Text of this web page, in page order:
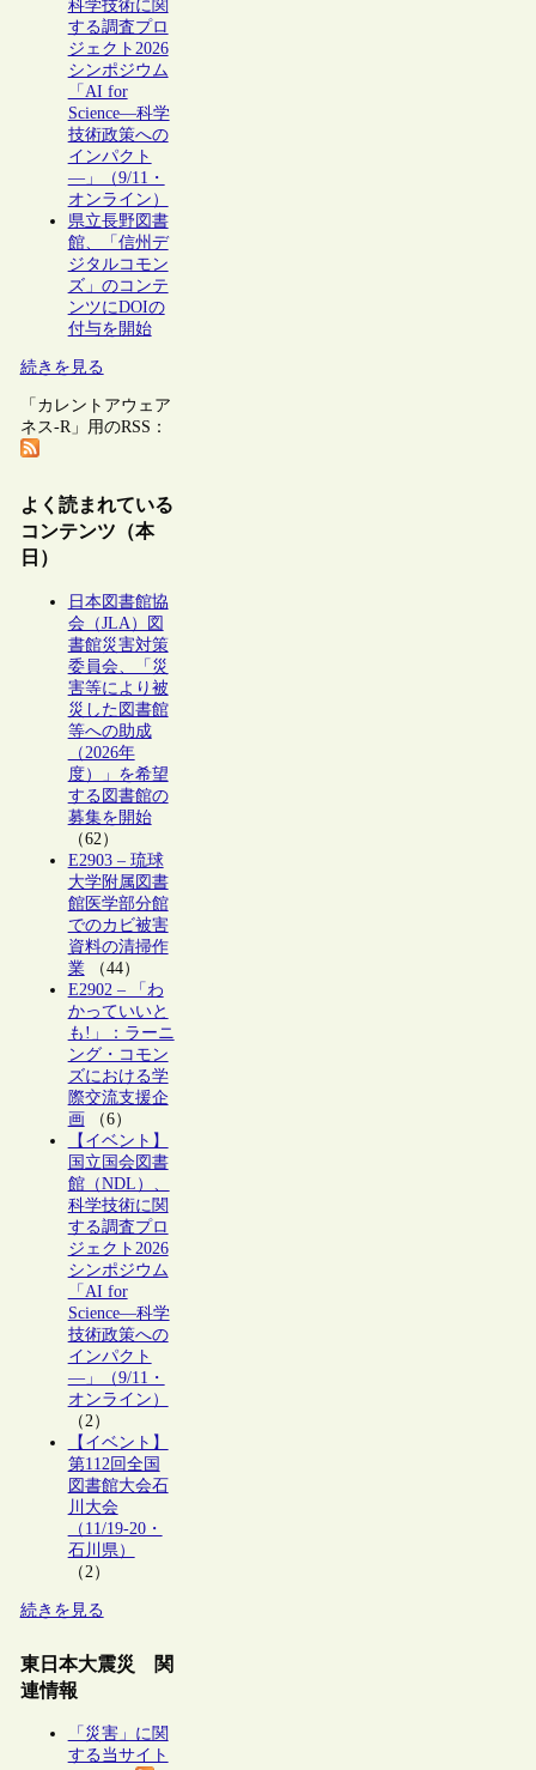
科学技術に関
する調査プロ
ジェクト2026
シンポジウム
「AI for
Science―科学
技術政策への
インパクト
―」（9/11・
オンライン）
県立長野図書
館、「信州デ
ジタルコモン
ズ」のコンテ
ンツにDOIの
付与を開始
続きを見る
「カレントアウェア
ネス-R」用のRSS：
よく読まれている
コンテンツ（本
日）
日本図書館協
会（JLA）図
書館災害対策
委員会、「災
害等により被
災した図書館
等への助成
（2026年
度）」を希望
する図書館の
募集を開始
（62）
E2903 – 琉球
大学附属図書
館医学部分館
でのカビ被害
資料の清掃作
業（44）
E2902 – 「わ
かっていいと
も!」：ラーニ
ング・コモン
ズにおける学
際交流支援企
画（6）
【イベント】
国立国会図書
館（NDL）、
科学技術に関
する調査プロ
ジェクト2026
シンポジウム
「AI for
Science―科学
技術政策への
インパクト
―」（9/11・
オンライン）
（2）
【イベント】
第112回全国
図書館大会石
川大会
（11/19-20・
石川県）
（2）
続きを見る
東日本大震災 関
連情報
「災害」に関
する当サイト